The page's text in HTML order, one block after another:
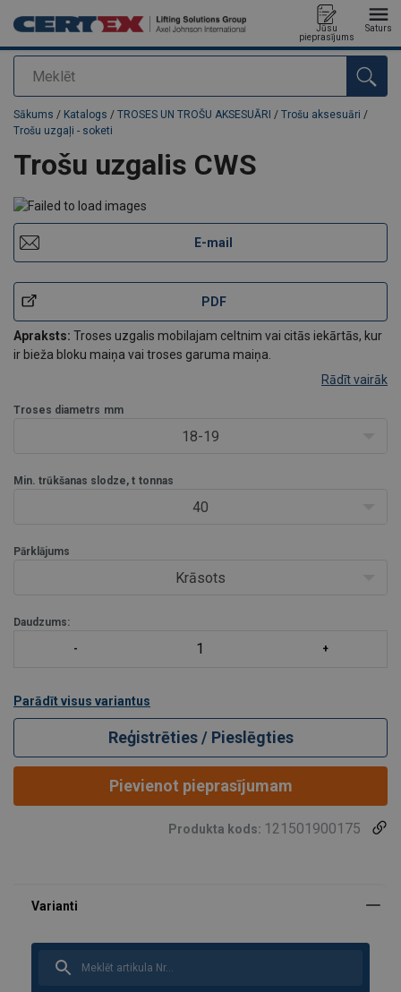
Meklēt
Jūsu
pieprasījums
Saturs
Pievienots jūsu pasūtījumam
Sākums / Katalogs / TROSES UN TROŠU AKSESUĀRI / Trošu aksesuāri /
Trošu uzgaļi - soketi
Trošu uzgalis CWS
E-mail
PDF
Apraksts: Troses uzgalis mobilajam celtnim vai citās iekārtās, kur
ir bieža bloku maiņa vai troses garuma maiņa.
Rādīt vairāk
Troses diametrs mm
18-19
Min. trūkšanas slodze, t tonnas
40
Pārklājums
Krāsots
Daudzums:
Parādīt visus variantus
Reģistrēties / Pieslēgties
Pievienot pieprasījumam
Produkta kods: 121501900175